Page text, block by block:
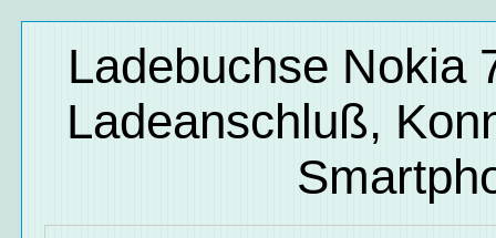
Ladebuchse Nokia
Ladeanschluß,